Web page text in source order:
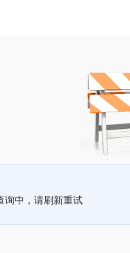
询中，请刷新重试